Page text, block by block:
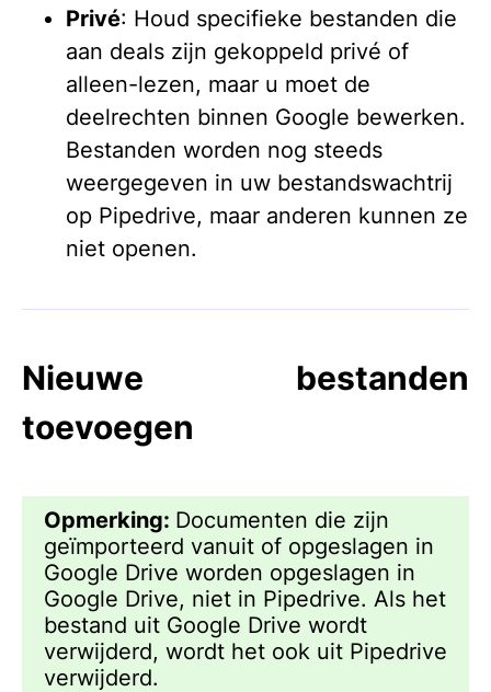
Privé: Houd specifieke bestanden die
aan deals zijn gekoppeld privé of
alleen-lezen, maar u moet de
deelrechten binnen Google bewerken.
Bestanden worden nog steeds
weergegeven in uw bestandswachtrij
op Pipedrive, maar anderen kunnen ze
niet openen.
Nieuwe bestanden
toevoegen
Opmerking: Documenten die zijn
geïmporteerd vanuit of opgeslagen in
Google Drive worden opgeslagen in
Google Drive, niet in Pipedrive. Als het
bestand uit Google Drive wordt
verwijderd, wordt het ook uit Pipedrive
verwijderd.